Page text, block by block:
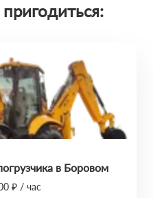
в Боровом
₽ / час